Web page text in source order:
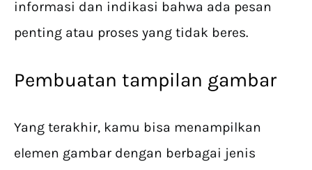
informasi dan indikasi bahwa ada pesan
penting atau proses yang tidak beres.
Pembuatan tampilan gambar
Yang terakhir, kamu bisa menampilkan
elemen gambar dengan berbagai jenis